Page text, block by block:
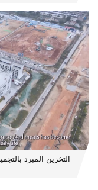
التخزين المبرد